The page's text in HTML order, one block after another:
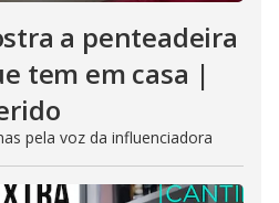
a penteadeira
tem em casa |
pela voz da influenciadora